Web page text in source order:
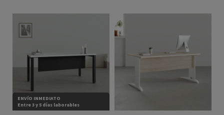
ENVÍO INMEDIATO
Entre 3 y 5 días laborables